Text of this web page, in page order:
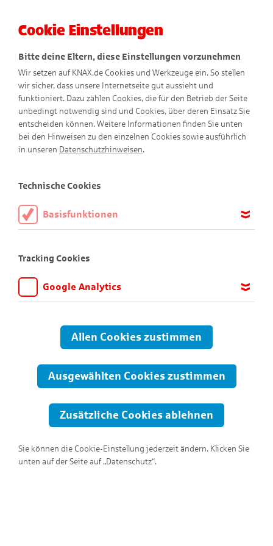
Cookie Einstellungen
Bitte deine Eltern, diese Einstellungen vorzunehmen
Wir setzen auf KNAX.de Cookies und Werkzeuge ein. So stellen
wir sicher, dass unsere Internetseite gut aussieht und
funktioniert. Dazu zählen Cookies, die für den Betrieb der Seite
unbedingt notwendig sind und Cookies, über deren Einsatz Sie
entscheiden können. Weitere Informationen finden Sie unten
bei den Hinweisen zu den einzelnen Cookies sowie ausführlich
in unseren Datenschutzhinweisen.
Technische Cookies
Basisfunktionen
aktiviert sein.
Tracking Cookies
Google Analytics
anpassen und verbessern können. Aus diesem Grund nutzen wir
Google Analytics. Dieses Werkzeug erfasst die Seitenaufrufe zu
Übertragung anonymisiert.
Allen Cookies zustimmen
Ausgewählten Cookies zustimmen
Zusätzliche Cookies ablehnen
Sie können die Cookie-Einstellung jederzeit ändern. Klicken Sie
unten auf der Seite auf „Datenschutz“.